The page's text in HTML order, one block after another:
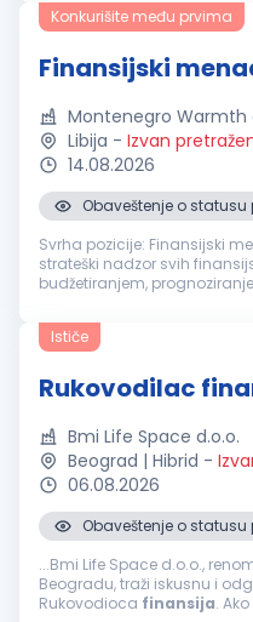
Konkurišite među prvima
Finansijski
Montenegro Warmth
Libija - Izvan
14.08.2026
Obaveštenje o statusu
Svrha pozicije: Finansijski
strateški nadzor svih
budžetiranjem,
finansijsku st...
Ističe
Rukovodilac
Bmi Life Space d.o.o.
Beograd | Hibrid -
06.08.2026
Obaveštenje o statusu
...Bmi Life Space d.o.o.,
Beogradu, traži iskusnu i
Rukovodioca finansija.